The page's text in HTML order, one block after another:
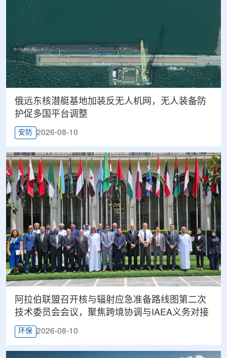
俄远东核潜艇基地加装反无人机网，无人装备防
护促多国平台调整
安防 2026-08-10
阿拉伯联盟召开核与辐射应急准备路线图第二次
技术委员会会议，聚焦跨境协调与IAEA义务对接
环保 2026-08-10